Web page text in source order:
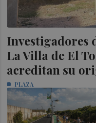
Investigadores
La Villa de El
acreditan su
PLAZA